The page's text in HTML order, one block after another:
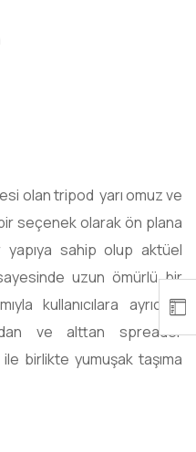
olan tripod yarı omuz ve
seçenek olarak ön plana
yapıya sahip olup aktüel
uzun ömürlü bir
kullanıcılara ayrıcalık
ve alttan spreader
birlikte yumuşak taşıma